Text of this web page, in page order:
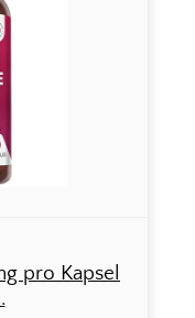
pro Kapsel